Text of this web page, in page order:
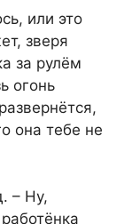
или это
зверя
за рулём
огонь
она тебе не
– Ну,